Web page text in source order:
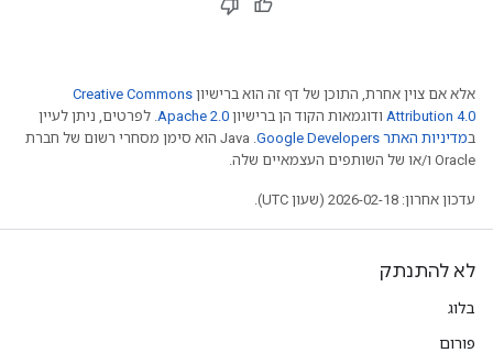
אלא אם צוין אחרת, התוכן של דף זה הוא ברישיון Creative Commons
Attribution 4.0 ודוגמאות הקוד הן ברישיון Apache 2.0. לפרטים, ניתן לעיין
במדיניות האתר Google Developers‏
.‏ Java הוא סימן מסחרי רשום של חברת
Oracle ו/או של השותפים העצמאיים שלה.
עדכון אחרון: 2026-02-18 (שעון UTC).
לא להתנתק
בלוג
פורום